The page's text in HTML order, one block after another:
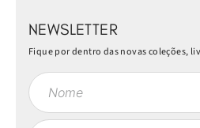
NEWSLETTER
Fique por dentro das novas coleções,